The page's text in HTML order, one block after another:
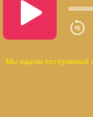
Мы нашли потерянный